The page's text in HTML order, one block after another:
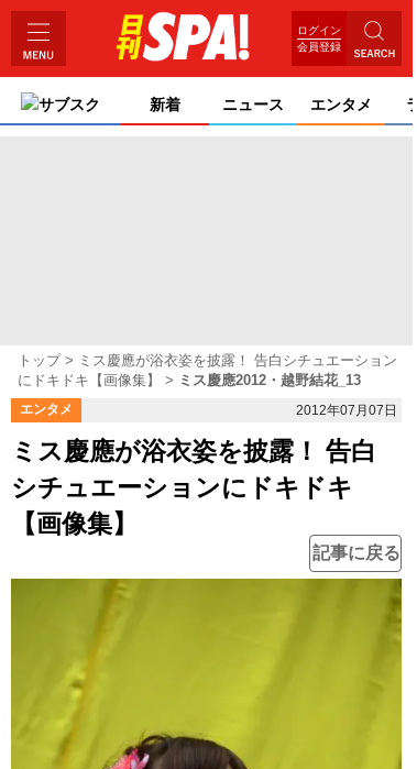
ログイン
会員登録
サブスク 新着 ニュース エンタメ
トップ
ミス慶應が浴衣姿を披露！ 告白シチュエーション
にドキドキ【画像集】
ミス慶應2012・越野結花_13
エンタメ 2012年07月07日
ミス慶應が浴衣姿を披露！ 告白
シチュエーションにドキドキ
【画像集】
記事に戻る